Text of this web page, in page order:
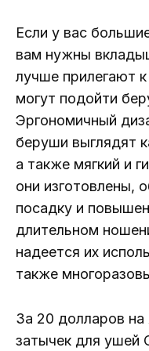
Если у вас
вам нужны
лучше прилегают
могут подойти
Эргономичный
беруши выглядят
а также мягкий и
они изготовлены,
посадку и
длительном
надеется их
также
За 20 долларов
затычек для ушей